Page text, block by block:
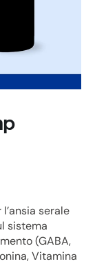
serale
sistema
(GABA,
Vitamina